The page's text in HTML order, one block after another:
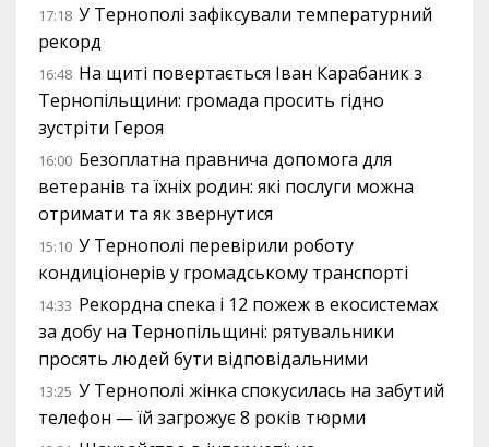
17:18 У Тернополі зафіксували температурний
рекорд
16:48 На щиті повертається Іван Карабаник з
Тернопільщини: громада просить гідно
зустріти Героя
16:00 Безоплатна правнича допомога для
ветеранів та їхніх родин: які послуги можна
отримати та як звернутися
15:10 У Тернополі перевірили роботу
кондиціонерів у громадському транспорті
14:33 Рекордна спека і 12 пожеж в екосистемах
за добу на Тернопільщині: рятувальники
просять людей бути відповідальними
13:25 У Тернополі жінка спокусилась на забутий
телефон — їй загрожує 8 років тюрми